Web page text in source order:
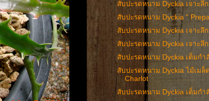
สับปะรดหนาม Dyckia เจาะลึ
สับปะรดหนาม Dyckia "
สับปะรดหนาม Dyckia เจาะลึ
สับปะรดหนาม Dyckia เจาะลึ
สับปะรดหนาม Dyckia เต็มกำ
สับปะรดหนาม Dyckia ไม้เมล็
Charlot
สับปะรดหนาม Dyckia เต็มกำ